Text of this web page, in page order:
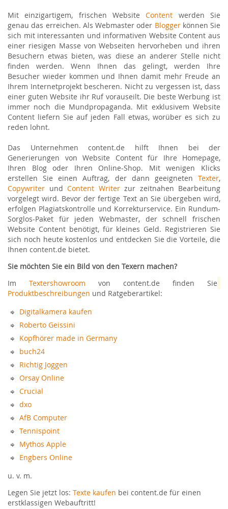
Mit einzigartigem, frischen WebsiteContent werden Sie
genau das erreichen. Als Webmaster oder Bloggerkönnen Sie
sich mit interessanten und informativen Website Content aus
einer riesigen Masse von Webseiten hervorheben und ihren
Besuchern etwas bieten, was diese an anderer Stelle nicht
finden werden. Wenn Ihnen das gelingt, werden Ihre
Besucher wieder kommen und Ihnen damit mehr Freude an
Ihrem Internetprojekt bescheren. Nicht zu vergessen ist, dass
einer guten Website ihr Ruf vorauseilt. Die beste Werbung ist
immer noch die Mundpropaganda. Mit exklusivem Website
Content liefern Sie auf jeden Fall etwas, worüber es sich zu
reden lohnt.
Das Unternehmen content.de hilft Ihnen bei der
Generierungen von Website Content für Ihre Homepage,
Ihren Blog oder Ihren Online-Shop. Mit wenigen Klicks
erstellen Sie einen Auftrag, der dann geeigneten Texter,
Copywriter und Content Writerzur zeitnahen Bearbeitung
vorgelegt wird. Bevor der fertige Text an Sie übergeben wird,
erfolgen Plagiatskontrolle und Korrekturservice. Ein Rundum-
Sorglos-Paket für jeden Webmaster, der schnell frischen
Website Content benötigt, für kleines Geld. Registrieren Sie
sich noch heute kostenlos und entdecken Sie die Vorteile, die
Ihnen content.de bietet.
Sie möchten Sie ein Bild von den Texern machen?
ImTextershowroom von content.de finden Sie
Produktbeschreibungen und Ratgeberartikel:
Digitalkamera kaufen
Roberto Geissini
Kopfhörer made in Germany
buch24
Richtig Joggen
Orsay Online
Crucial
dxo
AfB Computer
Tennispoint
Mythos Apple
Engbers Online
u. v. m.
Legen Sie jetzt los: Texte kaufen bei content.de für einen
erstklassigen Webauftritt!